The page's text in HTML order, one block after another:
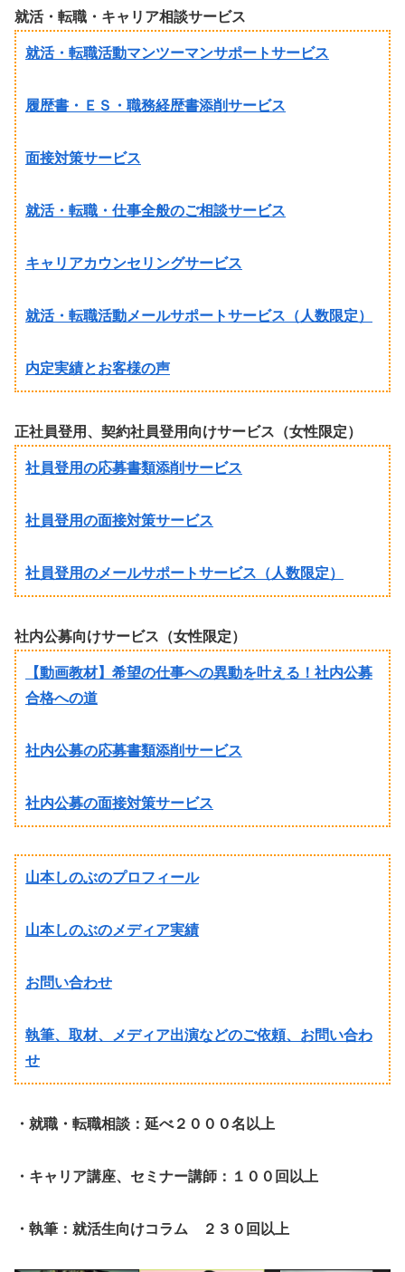
就活・転職・キャリア相談サービス
就活・転職活動マンツーマンサポートサービス
履歴書・ＥＳ・職務経歴書添削サービス
面接対策サービス
就活・転職・仕事全般のご相談サービス
キャリアカウンセリングサービス
就活・転職活動メールサポートサービス（人数限定）
内定実績とお客様の声
正社員登用、契約社員登用向けサービス（女性限定）
社員登用の応募書類添削サービス
社員登用の面接対策サービス
社員登用のメールサポートサービス（人数限定）
社内公募向けサービス（女性限定）
【動画教材】希望の仕事への異動を叶える！社内公募
合格への道
社内公募の応募書類添削サービス
社内公募の面接対策サービス
山本しのぶのプロフィール
山本しのぶのメディア実績
お問い合わせ
執筆、取材、メディア出演などのご依頼、お問い合わ
せ
・就職・転職相談：延べ２０００名以上
・キャリア講座、セミナー講師：１００回以上
・執筆：就活生向けコラム ２３０回以上